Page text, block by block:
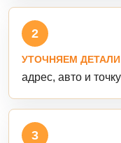
2
УТОЧНЯЕМ ДЕТАЛИ
адрес, авто и
3